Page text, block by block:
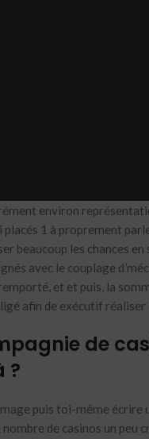
environ
placés 1 à proprement
beaucoup les chances
avec le couplage
et et puis, la
afin de exécutif réaliser
de
?
puis toi-même écrire
de casinos un